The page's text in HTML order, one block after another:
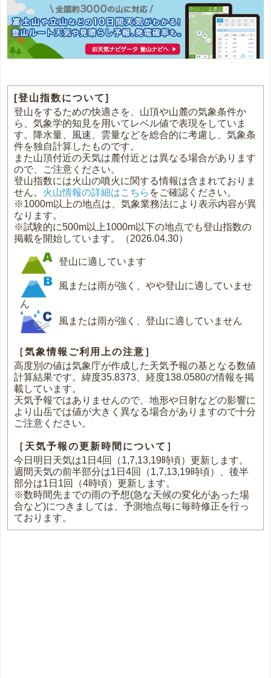
[登山指数について]
登山をするための快適さを、山頂や山麓の気象条件か
ら、気象学的知見を用いてレベル値で表現をしていま
す。降水量、風速、雲量などを総合的に考慮し、気象条
件を独自計算したものです。
また山頂付近の天気は麓付近とは異なる場合があります
ので、ご注意ください。
登山指数には火山の噴火に関する情報は含まれておりま
せん。 火山情報の詳細はこちら をご確認ください。
※1000m以上の地点は、気象業務法により表示内容が異
なります。
※試験的に500m以上1000m以下の地点でも登山指数の
掲載を開始しています。（2026.04.30）
登山に適しています
風または雨が強く、やや登山に適していませ
ん
風または雨が強く、登山に適していません
［気象情報ご利用上の注意］
高度別の値は気象庁が作成した天気予報の基となる数値
計算結果です。緯度35.8373、経度138.0580の情報を掲
載しています。
天気予報ではありませんので、地形や日射などの影響に
より山岳では値が大きく異なる場合がありますので十分
ご注意ください。
［天気予報の更新時間について］
今日明日天気は1日4回（1,7,13,19時頃）更新します。
週間天気の前半部分は1日4回（1,7,13,19時頃）、後半
部分は1日1回（4時頃）更新します。
※数時間先までの雨の予想(急な天候の変化があった場
合など)につきましては、予測地点毎に毎時修正を行っ
ております。